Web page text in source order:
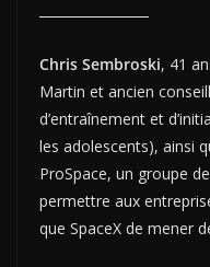
Chris Sembroski, 41
Martin et ancien
d’entraînement et
les adolescents), ainsi
ProSpace, un groupe
permettre aux
que SpaceX de mener